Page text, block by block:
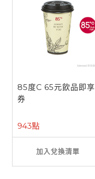
85度C 65元飲品即享
券
943點
加入兌換清單